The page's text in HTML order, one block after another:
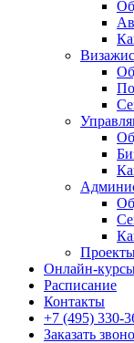
Онлайн-
Расписание
Контакты
+7 (495) 330-
Заказать